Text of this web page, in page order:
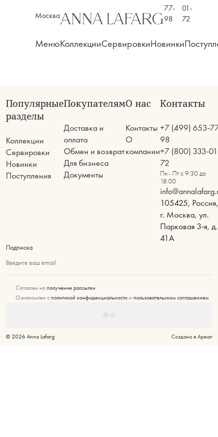
Москва
77-
98
01-
72
МенюКоллекцииСервировкиНовинки
Популярные
разделы
Коллекции
Сервировки
Новинки
Поступления
Покупателям
Доставка и
оплата
Обмен и возврат
Для бизнеса
Документы
О нас
Контакты
О
компании
Контакты
+7 (499) 653-
98
+7 (800) 333-
72
Пн - Пт с 9:30 до
18:00
105425, Россия,
г. Москва, ул.
Парковая 3-я, д.
41А
Подписка
Введите ваш email
Согласен на получение рассылки
Ознакомлен с политикой конфиденциальности и пользовательским соглашением
© 2026 Anna Lafarg Создано в Ареал